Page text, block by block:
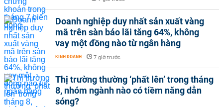
Doanh nghiệp duy nhất sản xuất vàng
mã trên sàn báo lãi tăng 64%, không
vay một đồng nào từ ngân hàng
KINH DOANH - 7 giờ trước
Thị trường thường ‘phất lên’ trong tháng
8, nhóm ngành nào có tiềm năng dẫn
sóng?